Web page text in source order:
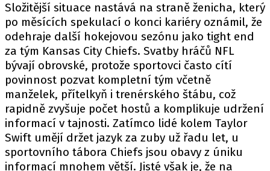
Složitější situace nastává na straně ženicha, který
po měsících spekulací o konci kariéry oznámil, že
odehraje další hokejovou sezónu jako tight end
za tým Kansas City Chiefs. Svatby hráčů NFL
bývají obrovské, protože sportovci často cítí
povinnost pozvat kompletní tým včetně
manželek, přítelkyň i trenérského štábu, což
rapidně zvyšuje počet hostů a komplikuje udržení
informací v tajnosti. Zatímco lidé kolem Taylor
Swift umějí držet jazyk za zuby už řadu let, u
sportovního tábora Chiefs jsou obavy z úniku
informací mnohem větší. Jisté však je, že na